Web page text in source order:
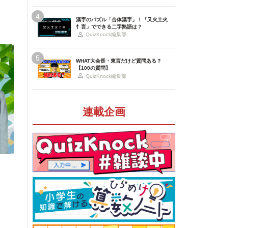
4
漢字のパズル「合体漢字」！「又火土火
忄言」でできる二字熟語は？
QuizKnock編集部
5
WHAT大会長・東言だけど質問ある？
【100の質問】
QuizKnock編集部
連載企画